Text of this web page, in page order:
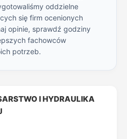
oddzielne
się firm ocenionych
opinie, sprawdź godziny
fachowców
potrzeb.
I HYDRAULIKA